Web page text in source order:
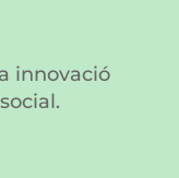
innovació